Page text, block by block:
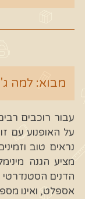
מבוא: למה
עבור רוכבים
על האופנוע עם
נראים טוב
מציע הגנה
הדנים הסטנדרטי
אספלט, ואינו